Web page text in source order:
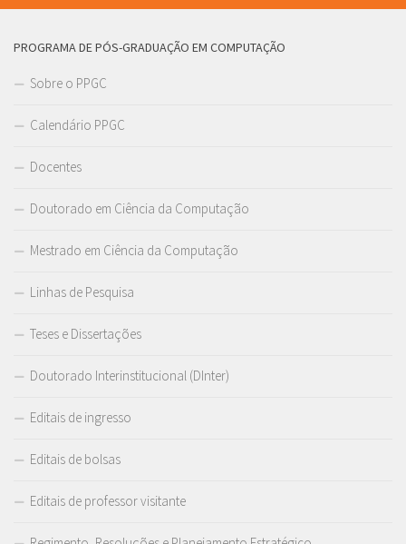
PROGRAMA DE PÓS-GRADUAÇÃO EM COMPUTAÇÃO
Sobre o PPGC
Calendário PPGC
Docentes
Doutorado em Ciência da Computação
Mestrado em Ciência da Computação
Linhas de Pesquisa
Teses e Dissertações
Doutorado Interinstitucional (DInter)
Editais de ingresso
Editais de bolsas
Editais de professor visitante